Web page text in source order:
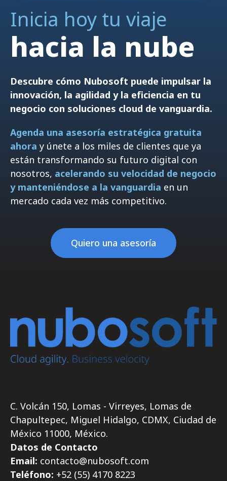
Inicia hoy tu viaje
hacia la nube
Descubre cómo Nubosoft puede impulsar la
innovación, la agilidad y la eficiencia en tu
negocio con soluciones cloud de vanguardia.
Agenda una asesoría estratégica gratuita
ahora y únete a los miles de clientes que ya
están transformando su futuro digital con
nosotros, acelerando su velocidad de negocio
y manteniéndose a la vanguardia en un
mercado cada vez más competitivo.
Quiero una asesoría
C. Volcán 150, Lomas - Virreyes, Lomas de
Chapultepec, Miguel Hidalgo, CDMX, Ciudad de
México 11000, México.
Datos de Contacto
Email: contacto@nubosoft.com
Teléfono: +52 (55) 4170 8223